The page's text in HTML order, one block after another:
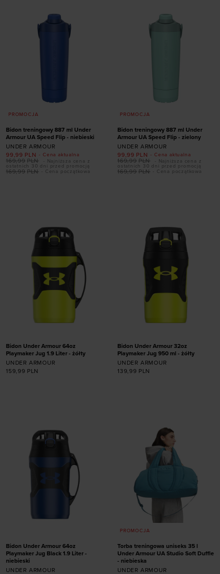
PROMOCJA
Bidon treningowy 887 ml Under
Armour UA Speed Flip - niebieski
UNDER ARMOUR
- Cena aktualna
99,99 PLN
- Cena początkowa
169,99 PLN
169,99 PLN
- Najniższa cena z
ostatnich 30 dni przed promocją
PROMOCJA
Bidon treningowy 887 ml Under
Armour UA Speed Flip - zielony
UNDER ARMOUR
- Cena aktualna
99,99 PLN
- Cena początkowa
169,99 PLN
169,99 PLN
- Najniższa cena z
ostatnich 30 dni przed promocją
ONE SIZE
Bidon Under Armour 64oz
Playmaker Jug 1.9 Liter - żółty
UNDER ARMOUR
159,99 PLN
ONE SIZE
Bidon Under Armour 32oz
Playmaker Jug 950 ml - żółty
UNDER ARMOUR
139,99 PLN
Bidon Under Armour 64oz
Playmaker Jug Black 1.9 Liter -
niebieski
UNDER ARMOUR
PROMOCJA
Torba treningowa uniseks 35 l
Under Armour UA Studio Soft Duffle
- niebieska
UNDER ARMOUR